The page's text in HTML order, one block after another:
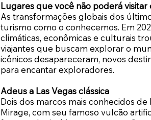
Lugares que você não poderá visitar
As transformações globais dos
turismo como o conhecemos. Em
climáticas, econômicas e culturais
viajantes que buscam explorar o
icônicos desapareceram, novos
para encantar exploradores.
Adeus a Las Vegas clássica
Dois dos marcos mais conhecidos de
Mirage, com seu famoso vulcão